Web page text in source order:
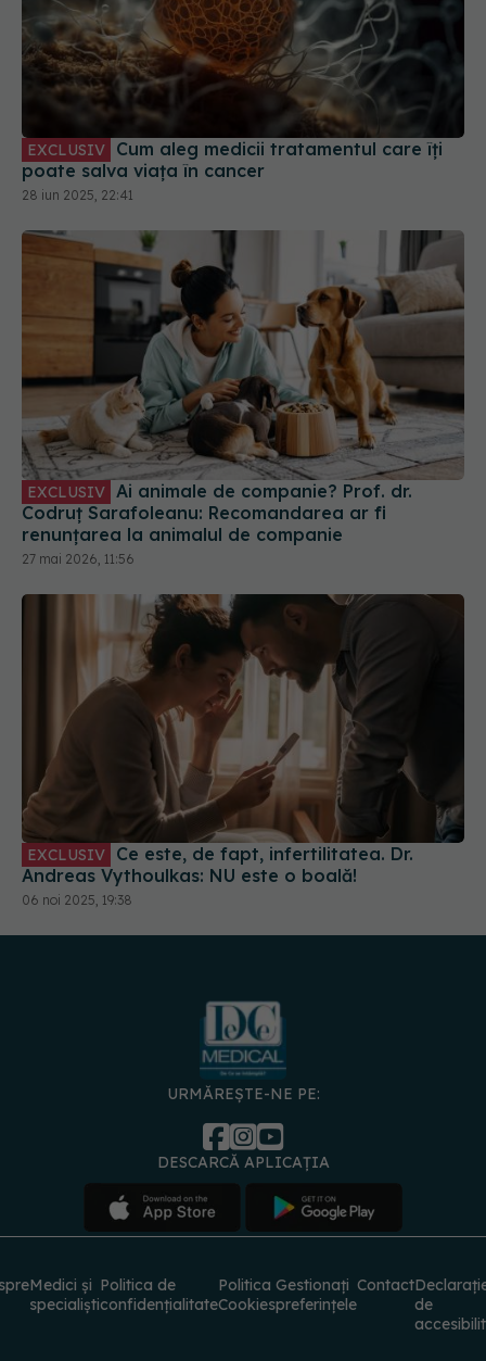
EXCLUSIV
poate salva viața în cancer
28 iun 2025, 22:41
EXCLUSIV
Codruț Sarafoleanu: Recomandarea ar fi
renunțarea la animalul de companie
27 mai 2026, 11:56
EXCLUSIV
Andreas Vythoulkas: NU este o boală!
06 noi 2025, 19:38
URMĂREȘTE-NE PE:
DESCARCĂ APLICAȚIA
Medici și
specialiști
Politica de
confidențialitate
Politica
Cookies
Gestionați
preferințele
Contact
de